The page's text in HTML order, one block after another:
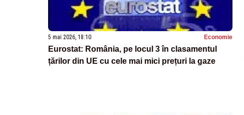
5 mai 2026, 18:10 Economie
Eurostat: România, pe locul 3 în clasamentul
țărilor din UE cu cele mai mici prețuri la gaze